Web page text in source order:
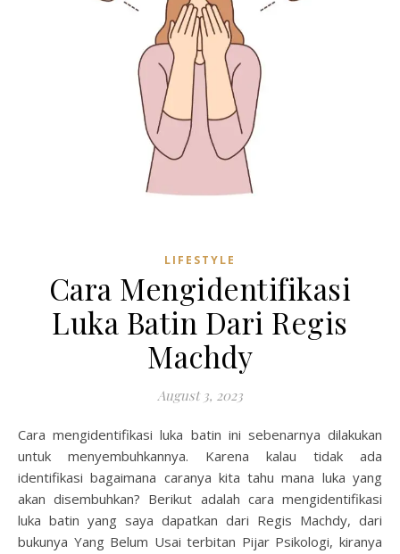
LIFESTYLE
Cara Mengidentifikasi
Luka Batin Dari Regis
Machdy
August 3, 2023
Cara mengidentifikasi luka batin ini sebenarnya dilakukan
untuk menyembuhkannya. Karena kalau tidak ada
identifikasi bagaimana caranya kita tahu mana luka yang
akan disembuhkan? Berikut adalah cara mengidentifikasi
luka batin yang saya dapatkan dari Regis Machdy, dari
bukunya Yang Belum Usai terbitan Pijar Psikologi, kiranya